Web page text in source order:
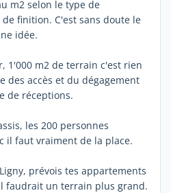
m2 selon le type de
finition. C'est sans doute le
idée.
1'000 m2 de terrain c'est rien
des accès et du dégagement
de réceptions.
les 200 personnes
il faut vraiment de la place.
prévois tes appartements
faudrait un terrain plus grand.